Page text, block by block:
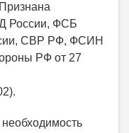
России, ФСБ
СВР РФ, ФСИН
РФ от 27